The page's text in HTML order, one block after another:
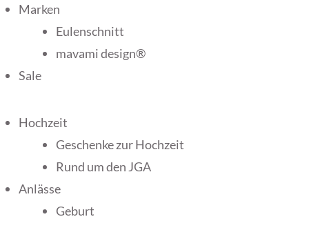
Marken
Eulenschnitt
mavami design®
Sale
Hochzeit
Geschenke zur Hochzeit
Rund um den JGA
Anlässe
Geburt